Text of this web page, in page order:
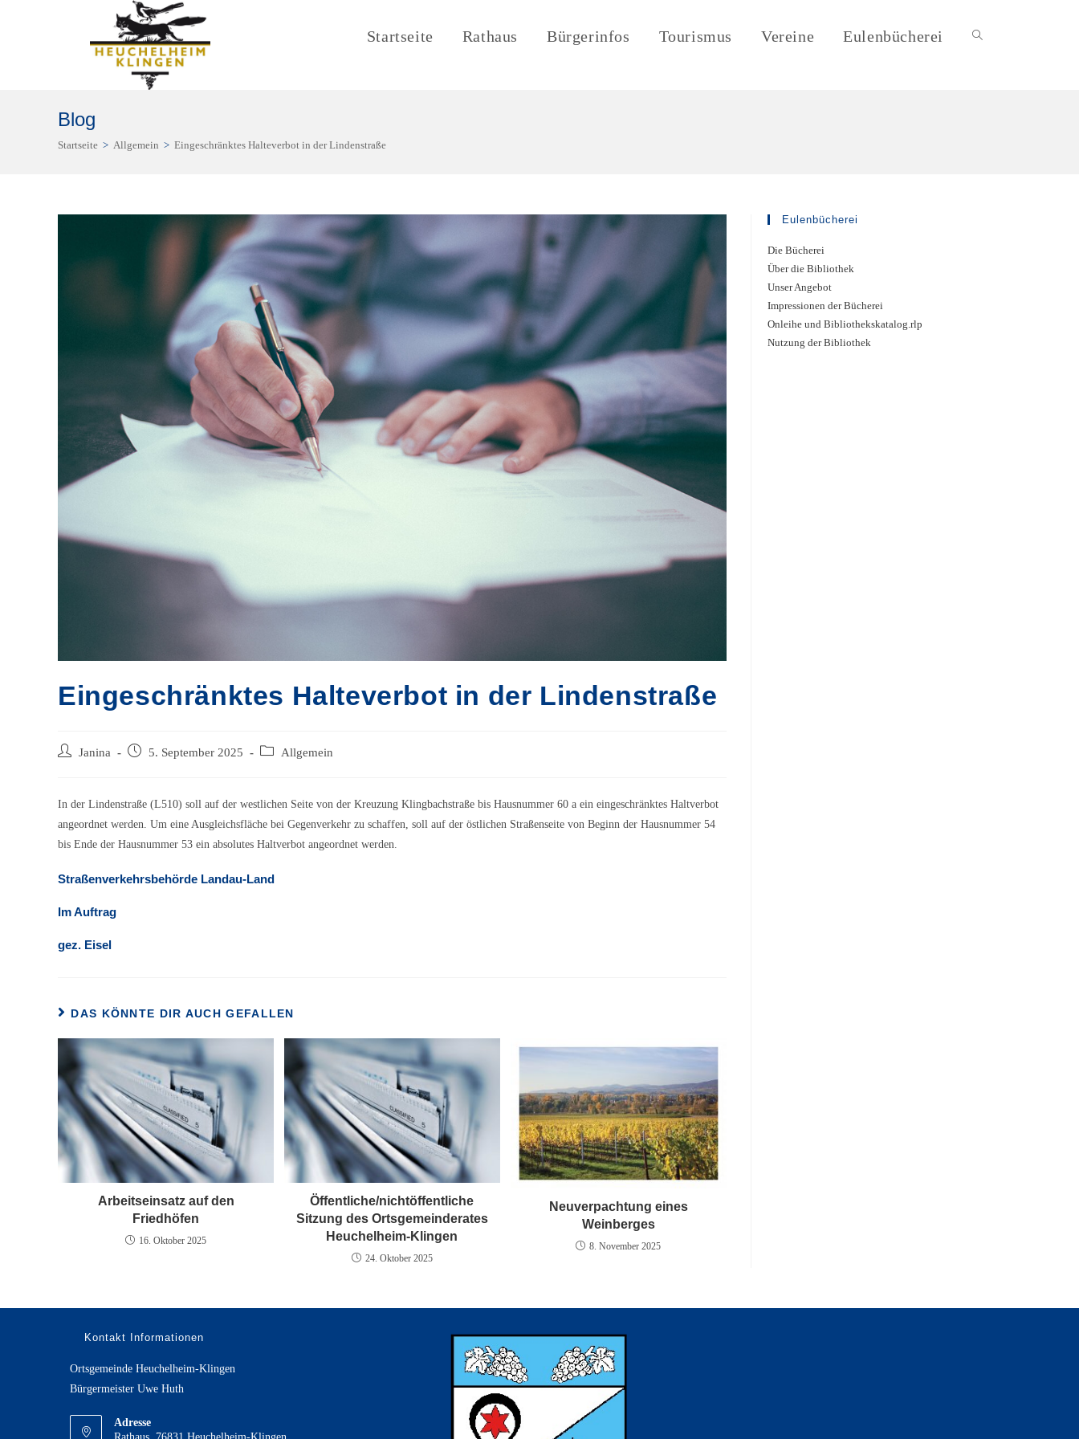
Startseite Rathaus Bürgerinfos Tourismus Vereine Eulenbücherei
Blog
Startseite > Allgemein > Eingeschränktes Halteverbot in der Lindenstraße
Eingeschränktes Halteverbot in der Lindenstraße
Beitrags-
Janina
Beitrag5. September 2025
Beitrags-Allgemein
In der Lindenstraße (L510) soll auf der westlichen Seite von der Kreuzung Klingbachstraße bis Hausnummer 60 a ein eingeschränktes Haltverbot
angeordnet werden. Um eine Ausgleichsfläche bei Gegenverkehr zu schaffen, soll auf der östlichen Straßenseite von Beginn der Hausnummer 54
bis Ende der Hausnummer 53 ein absolutes Haltverbot angeordnet werden.
Straßenverkehrsbehörde Landau-Land
Im Auftrag
gez. Eisel
DAS KÖNNTE DIR AUCH GEFALLEN
Arbeitseinsatz auf den
Friedhöfen
16. Oktober 2025
Öffentliche/nichtöffentliche
Sitzung des Ortsgemeinderates
Heuchelheim-Klingen
24. Oktober 2025
Neuverpachtung eines
Weinberges
8. November 2025
Eulenbücherei
Die Bücherei
Über die Bibliothek
Unser Angebot
Impressionen der Bücherei
Onleihe und Bibliothekskatalog.rlp
Nutzung der Bibliothek
Kontakt Informationen
Ortsgemeinde Heuchelheim-Klingen
Bürgermeister Uwe Huth
Adresse